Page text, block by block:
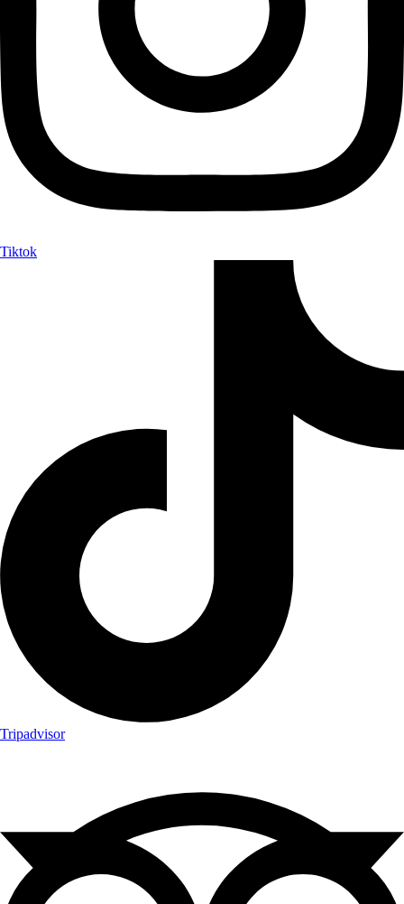
Tiktok
Tripadvisor